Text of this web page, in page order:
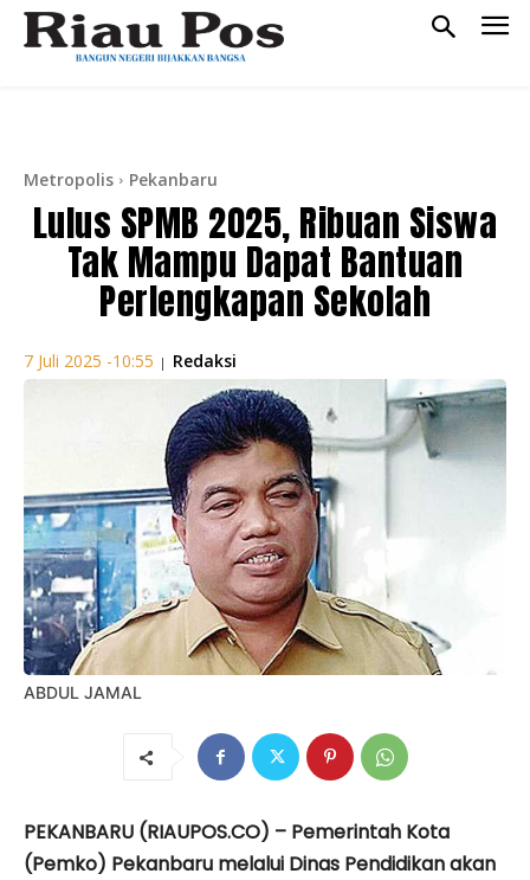
Metropolis Pekanbaru
Lulus SPMB 2025, Ribuan Siswa
Tak Mampu Dapat Bantuan
Perlengkapan Sekolah
7 Juli 2025 -10:55 | Redaksi
ABDUL JAMAL
PEKANBARU (RIAUPOS.CO) – Pemerintah Kota
(Pemko) Pekanbaru melalui Dinas Pendidikan akan